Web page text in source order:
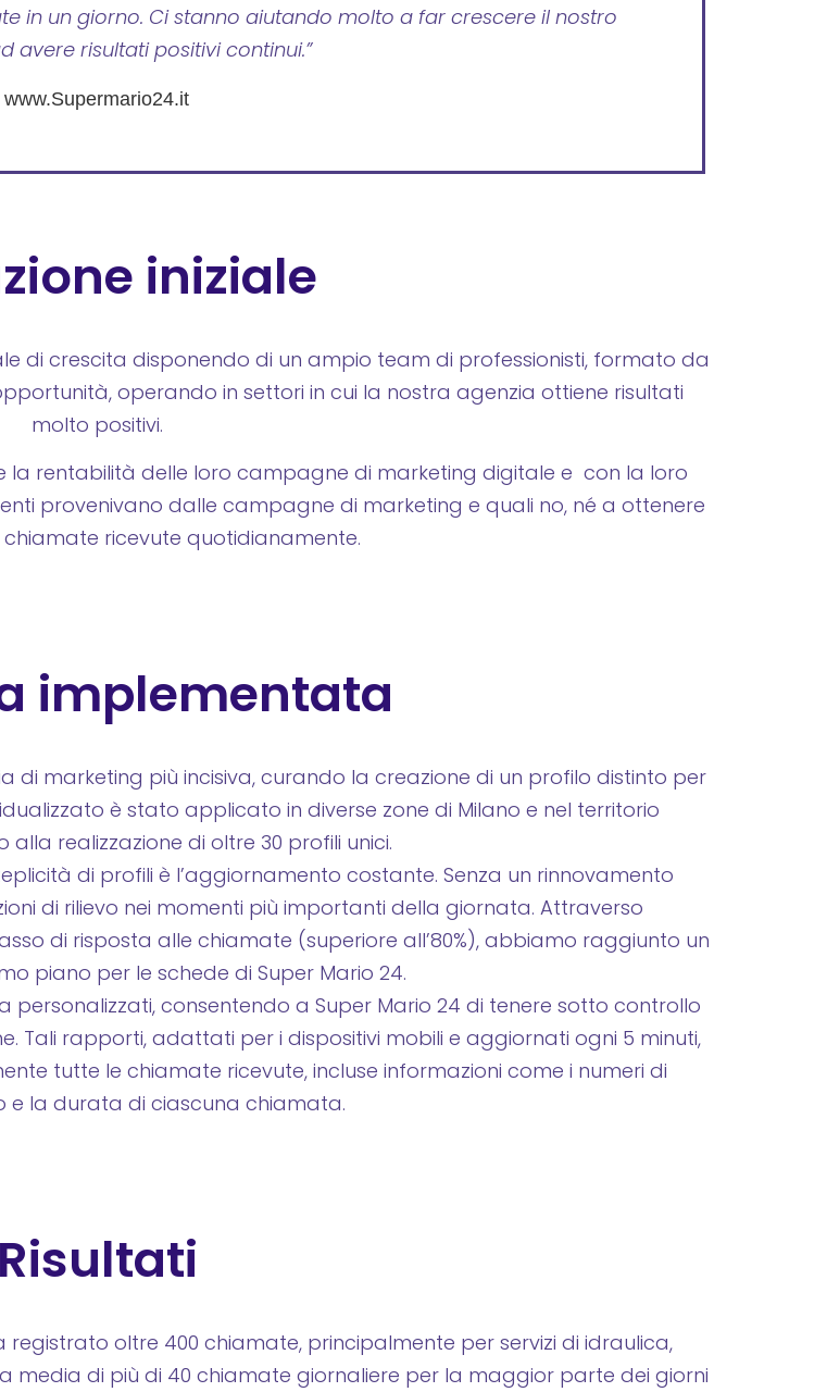
in un giorno. Ci stanno aiutando molto a far crescere il nostro
avere risultati positivi continui.”
www.Supermario24.it
iniziale
di crescita disponendo di un ampio team di professionisti, formato da
operando in settori in cui la nostra agenzia ottiene risultati
molto positivi.
rentabilità delle loro campagne di marketing digitale e con la loro
provenivano dalle campagne di marketing e quali no, né a ottenere
chiamate ricevute quotidianamente.
implementata
marketing più incisiva, curando la creazione di un profilo distinto per
è stato applicato in diverse zone di Milano e nel territorio
realizzazione di oltre 30 profili unici.
di profili è l’aggiornamento costante. Senza un rinnovamento
di rilievo nei momenti più importanti della giornata. Attraverso
di risposta alle chiamate (superiore all’80%), abbiamo raggiunto un
piano per le schede di Super Mario 24.
consentendo a Super Mario 24 di tenere sotto controllo
rapporti, adattati per i dispositivi mobili e aggiornati ogni 5 minuti,
tutte le chiamate ricevute, incluse informazioni come i numeri di
e la durata di ciascuna chiamata.
Risultati
registrato oltre 400 chiamate, principalmente per servizi di idraulica,
media di più di 40 chiamate giornaliere per la maggior parte dei giorni